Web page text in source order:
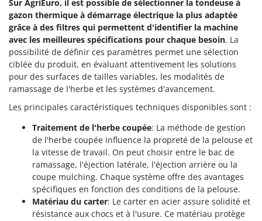
Stiga
Stocker
Sunseeker
T
Tecla
TecnoGen
Tellarini Pompe
Telwin
Tenco
Tineco
Titania
Tornado
Tre Spade
Sur AgriEuro, il est possible de sélectionner la tondeuse à
gazon thermique à démarrage électrique la plus adaptée
grâce à des filtres qui permettent d'identifier la machine
avec les meilleures spécifications pour chaque besoin. La
possibilité de définir ces paramètres permet une sélection
ciblée du produit, en évaluant attentivement les solutions
pour des surfaces de tailles variables, les modalités de
ramassage de l'herbe et les systèmes d'avancement.
Les principales caractéristiques techniques disponibles sont :
Traitement de l'herbe coupée: La méthode de gestion
de l'herbe coupée influence la propreté de la pelouse et
la vitesse de travail. On peut choisir entre le bac de
ramassage, l'éjection latérale, l'éjection arrière ou la
coupe mulching. Chaque système offre des avantages
spécifiques en fonction des conditions de la pelouse.
Matériau du carter: Le carter en acier assure solidité et
résistance aux chocs et à l'usure. Ce matériau protège